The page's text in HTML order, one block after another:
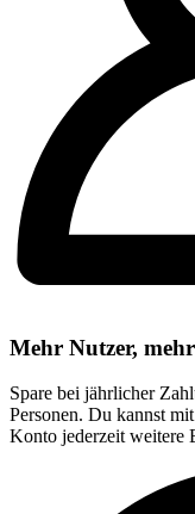
Mehr Nutzer,
Spare bei jährlicher
Personen. Du kannst
Konto jederzeit weitere